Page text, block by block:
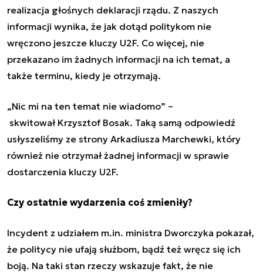
realizacja głośnych deklaracji rządu. Z naszych
informacji wynika, że jak dotąd politykom nie
wręczono jeszcze kluczy U2F. Co więcej, nie
przekazano im żadnych informacji na ich temat, a
także terminu, kiedy je otrzymają.
„Nic mi na ten temat nie wiadomo” –
skwitował Krzysztof Bosak. Taką samą odpowiedź
usłyszeliśmy ze strony Arkadiusza Marchewki, który
również nie otrzymał żadnej informacji w sprawie
dostarczenia kluczy U2F.
Czy ostatnie wydarzenia coś zmieniły?
Incydent z udziałem m.in. ministra Dworczyka pokazał,
że politycy nie ufają służbom, bądź też wręcz się ich
boją. Na taki stan rzeczy wskazuje fakt, że nie